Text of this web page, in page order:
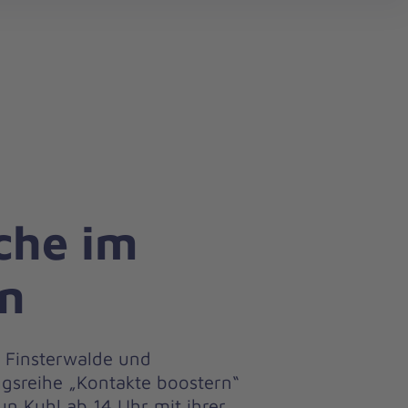
im
und
„Kontakte boostern“